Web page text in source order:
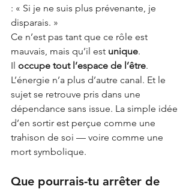
: « Si je ne suis plus prévenante, je
disparais. »
Ce n’est pas tant que ce rôle est
mauvais, mais qu’il est unique.
Il occupe tout l’espace de l’être.
L’énergie n’a plus d’autre canal. Et le
sujet se retrouve pris dans une
dépendance sans issue. La simple idée
d’en sortir est perçue comme une
trahison de soi — voire comme une
mort symbolique.
Que pourrais-tu arrêter de